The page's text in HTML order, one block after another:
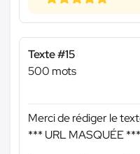
Texte #15
500 mots
Merci de rédiger le
*** URL MASQUÉE ***